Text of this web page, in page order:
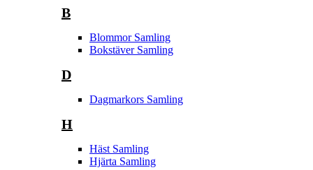
B
Blommor Samling
Bokstäver Samling
D
Dagmarkors Samling
H
Häst Samling
Hjärta Samling